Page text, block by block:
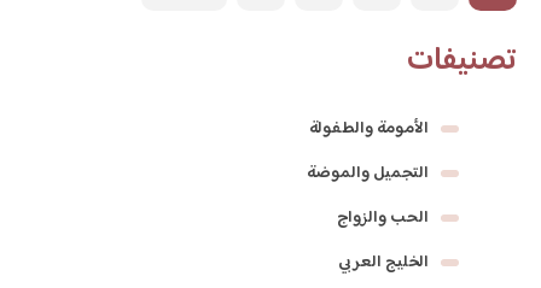
تصنيفات
الأمومة والطفولة
التجميل والموضة
الحب والزواج
الخليج العربي